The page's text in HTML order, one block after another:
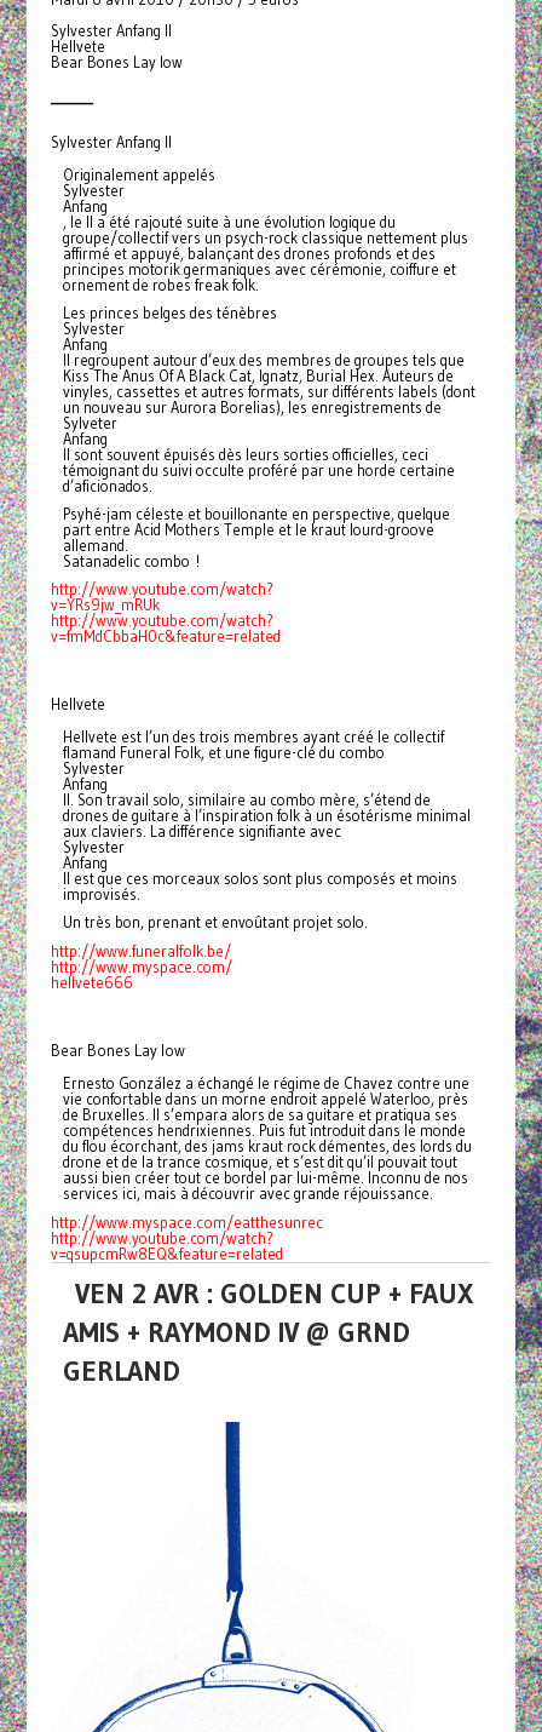
Sylvester Anfang II
Hellvete
Bear Bones Lay low
Sylvester Anfang II
Originalement appelés
Sylvester
Anfang
, le II a été rajouté suite à une évolution logique du
groupe/collectif vers un psych-rock classique nettement plus
affirmé et appuyé, balançant des drones profonds et des
principes motorik germaniques avec cérémonie, coiffure et
ornement de robes freak folk.
Les princes belges des ténèbres
Sylvester
Anfang
II regroupent autour d’eux des membres de groupes tels que
Kiss The Anus Of A Black Cat, Ignatz, Burial Hex. Auteurs de
vinyles, cassettes et autres formats, sur différents labels (dont
un nouveau sur Aurora Borelias), les enregistrements de
Sylveter
Anfang
II sont souvent épuisés dès leurs sorties officielles, ceci
témoignant du suivi occulte proféré par une horde certaine
d’aficionados.
Psyhé-jam céleste et bouillonante en perspective, quelque
part entre Acid Mothers Temple et le kraut lourd-groove
allemand.
Satanadelic combo !
http://www.youtube.com/watch?
v=YRs9jw_mRUk
http://www.youtube.com/watch?
v=fmMdCbbaH0c&feature=related
Hellvete
Hellvete est l’un des trois membres ayant créé le collectif
flamand Funeral Folk, et une figure-clé du combo
Sylvester
Anfang
II. Son travail solo, similaire au combo mère, s’étend de
drones de guitare à l’inspiration folk à un ésotérisme minimal
aux claviers. La différence signifiante avec
Sylvester
Anfang
II est que ces morceaux solos sont plus composés et moins
improvisés.
Un très bon, prenant et envoûtant projet solo.
http://www.funeralfolk.be/
http://www.myspace.com/
hellvete666
Bear Bones Lay low
Ernesto González a échangé le régime de Chavez contre une
vie confortable dans un morne endroit appelé Waterloo, près
de Bruxelles. Il s’empara alors de sa guitare et pratiqua ses
compétences hendrixiennes. Puis fut introduit dans le monde
du flou écorchant, des jams kraut rock démentes, des lords du
drone et de la trance cosmique, et s’est dit qu’il pouvait tout
aussi bien créer tout ce bordel par lui-même. Inconnu de nos
services ici, mais à découvrir avec grande réjouissance.
http://www.myspace.com/eatthesunrec
http://www.youtube.com/watch?
v=qsupcmRw8EQ&feature=related
VEN 2 AVR : GOLDEN CUP + FAUX
AMIS + RAYMOND IV @ GRND
GERLAND